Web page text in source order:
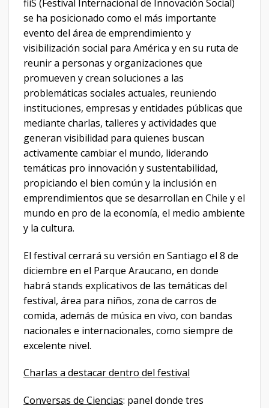
fiiS (Festival Internacional de Innovación Social)
se ha posicionado como el más importante
evento del área de emprendimiento y
visibilización social para América y en su ruta de
reunir a personas y organizaciones que
promueven y crean soluciones a las
problemáticas sociales actuales, reuniendo
instituciones, empresas y entidades públicas que
mediante charlas, talleres y actividades que
generan visibilidad para quienes buscan
activamente cambiar el mundo, liderando
temáticas pro innovación y sustentabilidad,
propiciando el bien común y la inclusión en
emprendimientos que se desarrollan en Chile y el
mundo en pro de la economía, el medio ambiente
y la cultura.
El festival cerrará su versión en Santiago el 8 de
diciembre en el Parque Araucano, en donde
habrá stands explicativos de las temáticas del
festival, área para niños, zona de carros de
comida, además de música en vivo, con bandas
nacionales e internacionales, como siempre de
excelente nivel.
Charlas a destacar dentro del festival
Conversas de Ciencias: panel donde tres